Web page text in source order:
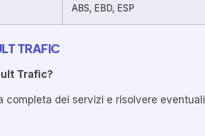
ABS, EBD, ESP
TRAFIC
Trafic?
dei servizi e risolvere